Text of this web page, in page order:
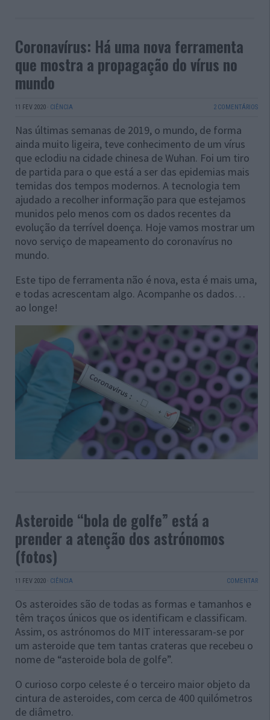
Coronavírus: Há uma nova ferramenta
que mostra a propagação do vírus no
mundo
11 FEV 2020 · CIÊNCIA 2 COMENTÁRIOS
Nas últimas semanas de 2019, o mundo, de forma
ainda muito ligeira, teve conhecimento de um vírus
que eclodiu na cidade chinesa de Wuhan. Foi um tiro
de partida para o que está a ser das epidemias mais
temidas dos tempos modernos. A tecnologia tem
ajudado a recolher informação para que estejamos
munidos pelo menos com os dados recentes da
evolução da terrível doença. Hoje vamos mostrar um
novo serviço de mapeamento do coronavírus no
mundo.
Este tipo de ferramenta não é nova, esta é mais uma,
e todas acrescentam algo. Acompanhe os dados…
ao longe!
Asteroide “bola de golfe” está a
prender a atenção dos astrónomos
(fotos)
11 FEV 2020 · CIÊNCIA COMENTAR
Os asteroides são de todas as formas e tamanhos e
têm traços únicos que os identificam e classificam.
Assim, os astrónomos do MIT interessaram-se por
um asteroide que tem tantas crateras que recebeu o
nome de “asteroide bola de golfe”.
O curioso corpo celeste é o terceiro maior objeto da
cintura de asteroides, com cerca de 400 quilómetros
de diâmetro.